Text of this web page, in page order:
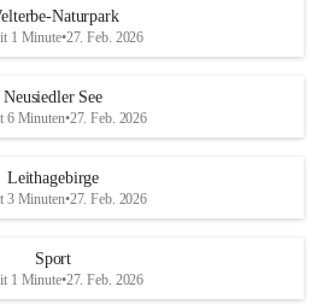
Bitte
Winzer
e
d
r
S
Naturpark
1 Minute•27. Feb. 2026
Neusiedler See
6 Minuten•27. Feb. 2026
Leithagebirge
3 Minuten•27. Feb. 2026
Sport
1 Minute•27. Feb. 2026